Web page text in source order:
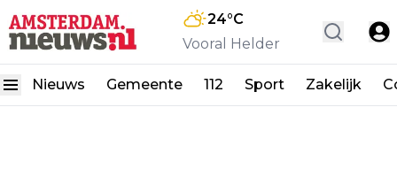
24°C
Vooral Helder
Nieuws Gemeente 112 Sport Zakelijk